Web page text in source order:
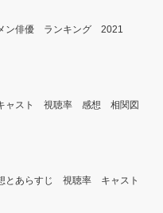
ン俳優 ランキング 2021
ャスト 視聴率 感想 相関図
とあらすじ 視聴率 キャスト